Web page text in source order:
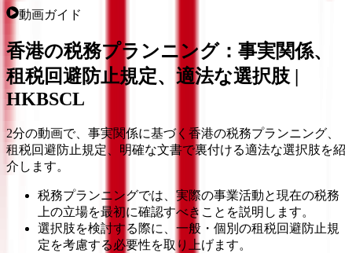
動画ガイド
香港の税務プランニング：事実関係、
租税回避防止規定、適法な選択肢 |
HKBSCL
2分の動画で、事実関係に基づく香港の税務プランニング、
租税回避防止規定、明確な文書で裏付ける適法な選択肢を紹
介します。
税務プランニングでは、実際の事業活動と現在の税務
上の立場を最初に確認すべきことを説明します。
選択肢を検討する際に、一般・個別の租税回避防止規
定を考慮する必要性を取り上げます。